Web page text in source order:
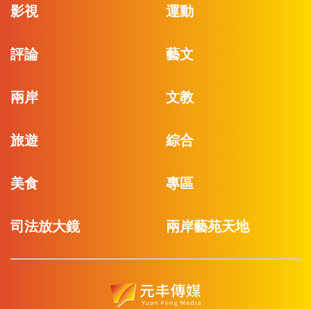
影視 運動
評論 藝文
兩岸 文教
旅遊 綜合
美食 專區
司法放大鏡 兩岸藝苑天地